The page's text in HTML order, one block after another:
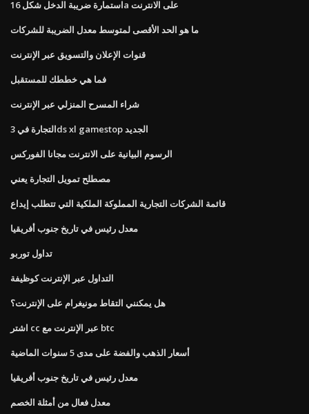
استمارة ضريبة الدخل شكل 16a على الانترنت
ما هو الحد الأقصى لمتوسط ​​معدل الضريبة للشركات
قنوات الإعلان والتسويق عبر الإنترنت
فما هي خططك للمستقبل
شراء المسرح المنزلي عبر الإنترنت
التجارة في 3ds xl gamestop الجديد
الرسوم البيانية على الانترنت مجانا الفوركس
مصطلح تمويل التجارة يعني
قائمة الشركات التجارية المملوكة الملكية التي تتطلب إيداع
معدل رئيس في تاريخ جنوب أفريقيا
تداول توربو
التداول عبر الإنترنت كوظيفة
هل يمكنني التقاط مونيغرام على الإنترنت؟
اشتر cc عبر الإنترنت مع btc
أسعار الذهب والفضة على مدى 5 سنوات الماضية
معدل رئيس في تاريخ جنوب أفريقيا
معدل فعال من أمثلة الخصم